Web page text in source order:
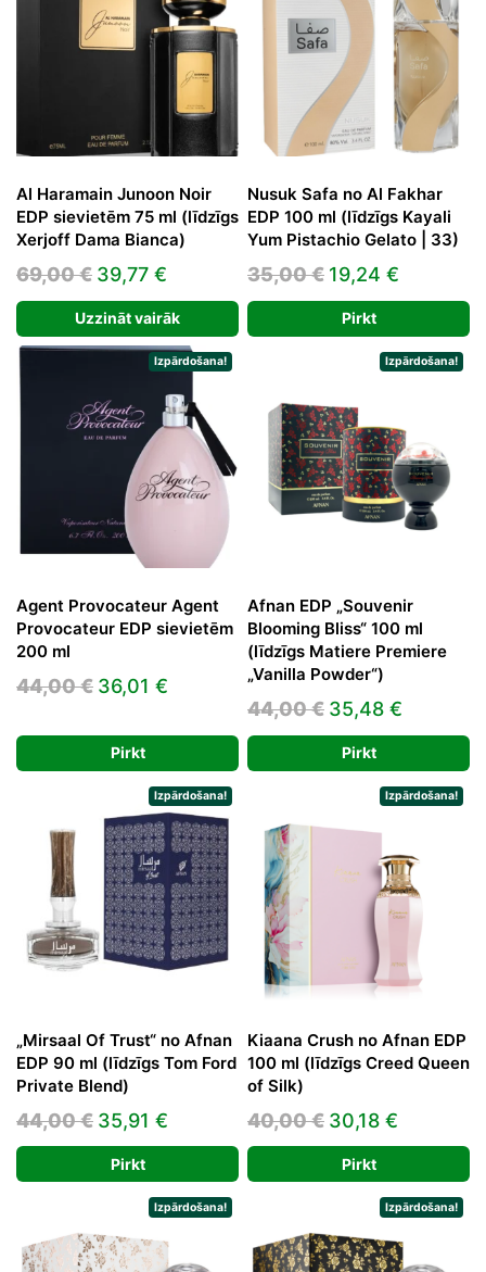
Al Haramain Junoon Noir
EDP sievietēm 75 ml (līdzīgs
Xerjoff Dama Bianca)
69,00€ Original
price
was:
69,00 €.
39,77 €
price
is:
39,77 €.
Uzzināt vairāk
Nusuk Safa no Al Fakhar
EDP 100 ml (līdzīgs Kayali
Yum Pistachio Gelato | 33)
35,00€ Original
price
was:
35,00 €.
19,24 €
price
is:
19,24 €.
Pirkt
Izpārdošana!
Agent Provocateur Agent
Provocateur EDP sievietēm
200 ml
44,00€ Original
was:
44,00 €.
36,01 €
36,01 €.
Pirkt
Izpārdošana!
Afnan EDP „Souvenir
Blooming Bliss“ 100 ml
(līdzīgs Matiere Premiere
„Vanilla Powder“)
44,00€ Original
price
was:
44,00 €.
35,48 €
price
is:
35,48 €.
Pirkt
Izpārdošana!
„Mirsaal Of Trust“ no Afnan
EDP 90 ml (līdzīgs Tom Ford
Private Blend)
44,00€ Original
price
was:
44,00 €.
35,91 €
price
is:
35,91 €.
Pirkt
Izpārdošana!
Kiaana Crush no Afnan EDP
100 ml (līdzīgs Creed Queen
of Silk)
40,00€ Original
price
was:
40,00 €.
30,18 €
price
is:
30,18 €.
Pirkt
Izpārdošana! Izpārdošana!